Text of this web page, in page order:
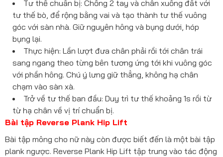
Tư thế chuẩn bị: Chống 2 tay và chân xuống đất với
tư thế bò, để rộng bằng vai và tạo thành tư thế vuông
góc với sàn nhà. Giữ nguyên hông và bụng dưới, hóp
bụng lại.
Thực hiện: Lần lượt đưa chân phải rồi tới chân trái
sang ngang theo từng bên tương ứng tới khi vuông góc
với phần hông. Chú ý lưng giữ thẳng, không hạ chân
chạm vào sàn xà.
Trở về tư thế ban đầu: Duy trì tư thế khoảng 1s rồi từ
từ hạ chân về vị trí chuẩn bị.
Bài tập Reverse Plank Hip Lift
Bài tập mông cho nữ này còn được biết đến là một bài tập
plank ngược. Reverse Plank Hip Lift tập trung vào tác động